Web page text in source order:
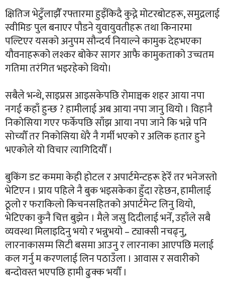
क्षितिज भेटुँलाझैँ रफ्तारमा हुइँकिदै कुद्ने मोटरबोटहरू, समुद्रलाई
स्वीमिङ पुल बनाएर पौडने युवायुवतीहरू तथा किनारमा
पल्टिएर यसको अनुपम सौन्दर्य नियाल्ने कामुक देहभएका
यौवनाहरूको लश्कर बोकेर सागर आफै कामुकताको उच्चतम
गतिमा तरंगित भइरहेको थियो।
सबैले भन्थे, साइप्रस आइसकेपछि रोमाञ्चक शहर आया नपा
नगई कहाँ हुन्छ ? हामीलाई अब आया नपा जानु थियो । विहानै
निकोसिया गएर फर्केपछि साँझ आया नपा जाने कि भन्ने पनि
सोच्यौँ तर निकोसिया धेरै नै गर्मी भएको र अलिक हतार हुने
भएकोले यो विचार त्यागिदियौँ ।
बुकिंग डट कममा केही होटल र अपार्टमेन्टहरू हेरेँ तर भनेजस्तो
भेटिएन । प्राय पहिले नै बुक भइसकेका हुँदा रहेछन, हामीलाई
ठूलो र फराकिलो किचनसहितको अपार्टमेन्ट लिनु थियो,
भेटिएका कुनै चित्त बुझेन । मैले जसु दिदीलाई भनेँ, उहाँले सबै
व्यवस्था मिलाइदिनु भयो र भन्नुभयो – ट्याक्सी नचढ्नु,
लारनाकासम्म सिटी बसमा आउनु र लारनाका आएपछि मलाई
कल गर्नु म करणलाई लिन पठाउँला । आवास र सवारीको
बन्दोवस्त भएपछि हामी ढुक्क भयौँ ।